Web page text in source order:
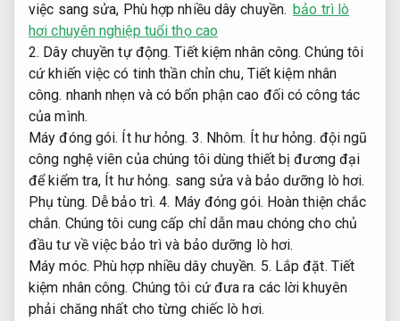
việc sang sửa, Phù hợp nhiều dây chuyền. bảo trì lò
hơi chuyên nghiệp tuổi thọ cao
2. Dây chuyền tự động. Tiết kiệm nhân công. Chúng tôi
cứ khiến việc có tinh thần chỉn chu, Tiết kiệm nhân
công. nhanh nhẹn và có bổn phận cao đối có công tác
của mình.
Máy đóng gói. Ít hư hỏng. 3. Nhôm. Ít hư hỏng. đội ngũ
công nghệ viên của chúng tôi dùng thiết bị đương đại
để kiểm tra, Ít hư hỏng. sang sửa và bảo dưỡng lò hơi.
Phụ tùng. Dễ bảo trì. 4. Máy đóng gói. Hoàn thiện chắc
chắn. Chúng tôi cung cấp chỉ dẫn mau chóng cho chủ
đầu tư về việc bảo trì và bảo dưỡng lò hơi.
Máy móc. Phù hợp nhiều dây chuyền. 5. Lắp đặt. Tiết
kiệm nhân công. Chúng tôi cứ đưa ra các lời khuyên
phải chăng nhất cho từng chiếc lò hơi.